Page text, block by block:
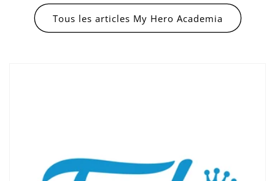
Tous les articles My Hero Academia